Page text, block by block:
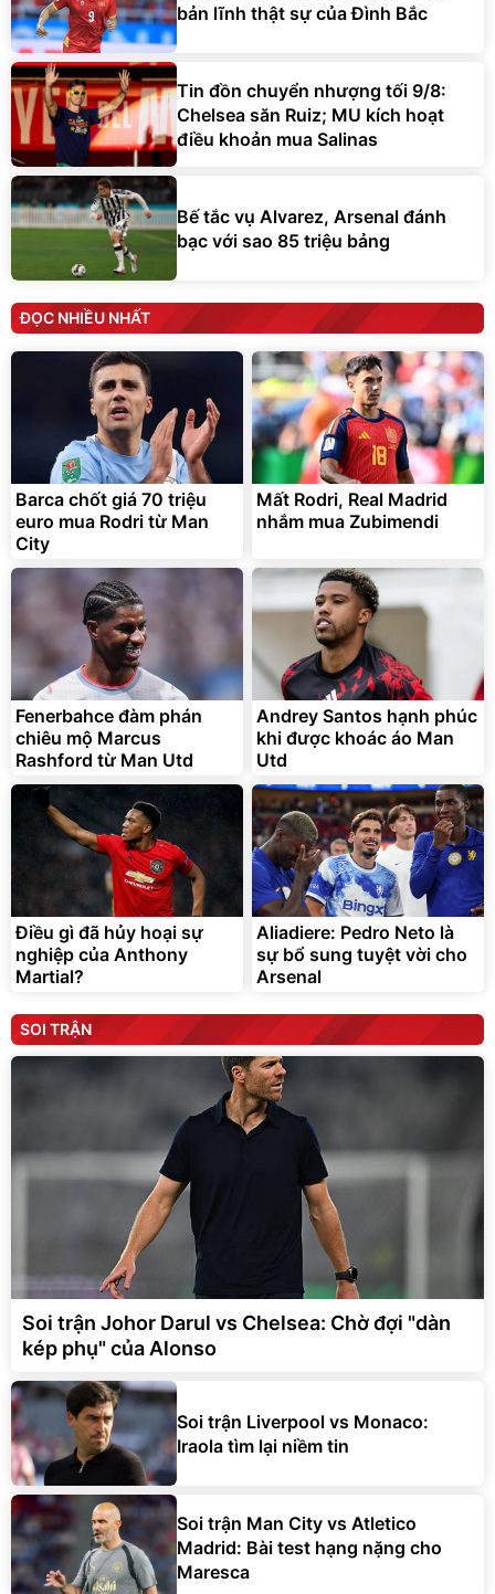
bản lĩnh thật sự của Đình Bắc
Tin đồn chuyển nhượng tối 9/8:
Chelsea săn Ruiz; MU kích hoạt
điều khoản mua Salinas
Bế tắc vụ Alvarez, Arsenal đánh
bạc với sao 85 triệu bảng
ĐỌC NHIỀU NHẤT
Barca chốt giá 70 triệu
euro mua Rodri từ Man
City
Mất Rodri, Real Madrid
nhắm mua Zubimendi
Fenerbahce đàm phán
chiêu mộ Marcus
Rashford từ Man Utd
Andrey Santos hạnh phúc
khi được khoác áo Man
Utd
Điều gì đã hủy hoại sự
nghiệp của Anthony
Martial?
Aliadiere: Pedro Neto là
sự bổ sung tuyệt vời cho
Arsenal
SOI TRẬN
Soi trận Johor Darul vs Chelsea: Chờ đợi "dàn
kép phụ" của Alonso
Soi trận Liverpool vs Monaco:
Iraola tìm lại niềm tin
Soi trận Man City vs Atletico
Madrid: Bài test hạng nặng cho
Maresca